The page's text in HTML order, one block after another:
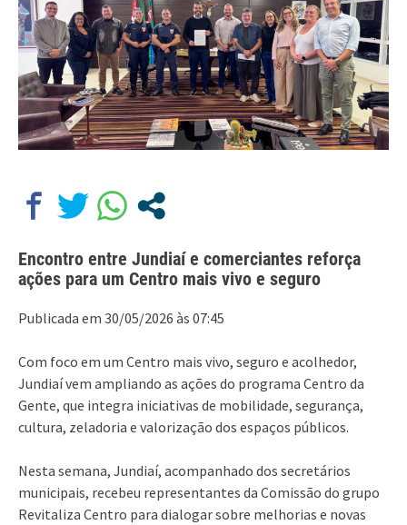
Encontro entre Jundiaí e comerciantes reforça
ações para um Centro mais vivo e seguro
Publicada em 30/05/2026 às 07:45
Com foco em um Centro mais vivo, seguro e acolhedor,
Jundiaí vem ampliando as ações do programa Centro da
Gente, que integra iniciativas de mobilidade, segurança,
cultura, zeladoria e valorização dos espaços públicos.
Nesta semana, Jundiaí, acompanhado dos secretários
municipais, recebeu representantes da Comissão do grupo
Revitaliza Centro para dialogar sobre melhorias e novas